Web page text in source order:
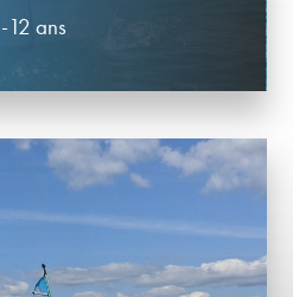
12 ans